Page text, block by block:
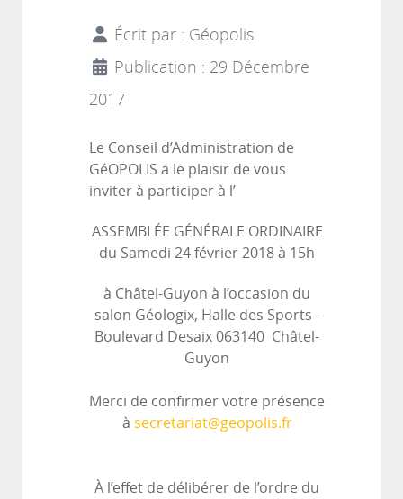
Écrit par : Géopolis
Publication : 29 Décembre
2017
Le Conseil d’Administration de
GéOPOLIS a le plaisir de vous
inviter à participer à l’
ASSEMBLÉE GÉNÉRALE ORDINAIRE
du Samedi 24 février 2018 à 15h
à Châtel-Guyon à l’occasion du
salon Géologix, Halle des Sports -
Boulevard Desaix 063140 Châtel-
Guyon
Merci de confirmer votre présence
à secretariat@geopolis.fr
À l’effet de délibérer de l’ordre du